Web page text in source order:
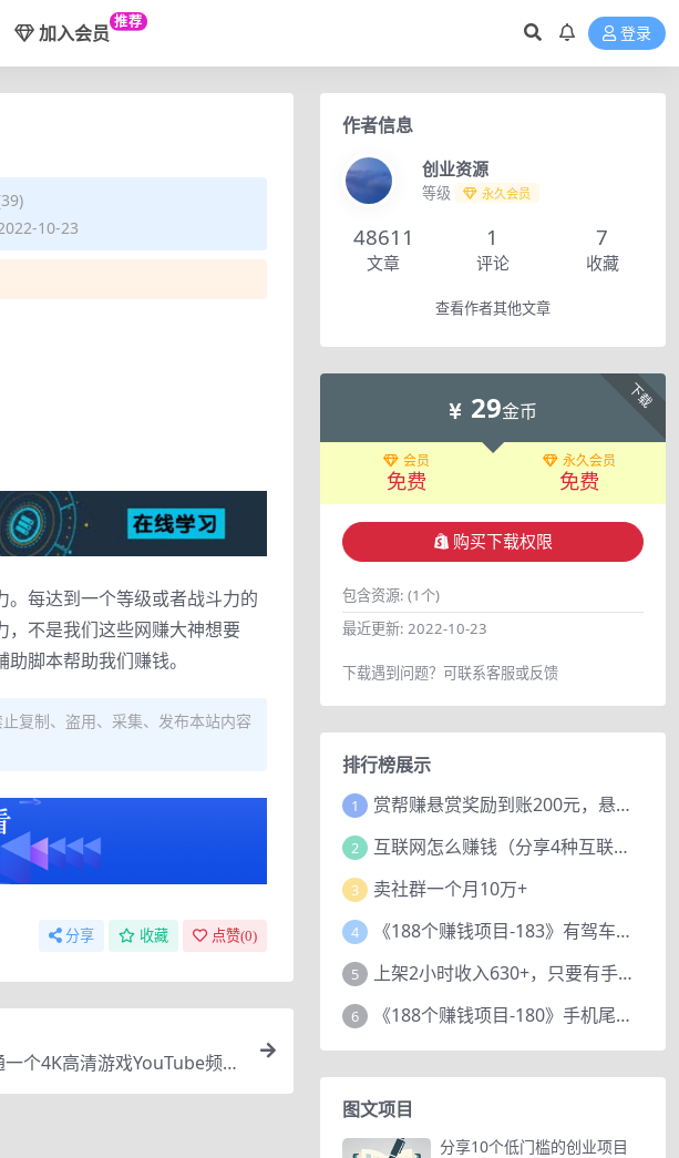
加入会员 推荐
登录
10-23
每达到一个等级或者战斗力的
，不是我们这些网赚大神想要
脚本帮助我们赚钱。
复制、盗用、采集、发布本站内容
分享 收藏 点赞(0)
个4K高清游戏YouTube频
作者信息
创业资源
等级 永久会员
48611
文章
1
评论
7
收藏
查看作者其他文章
下载
29金币
会员
免费
永久会员
免费
购买下载权限
包含资源: (1个)
最近更新: 2022-10-23
下载遇到问题？可联系客服或反馈
排行榜展示
1 赏帮赚悬赏奖励到账200元，悬赏任务多劳多得，人人可做。
2 互联网怎么赚钱（分享4种互联网赚钱模式）
3 卖社群一个月10万+
4 《188个赚钱项目-183》有驾车评项目，动动小手，复制粘贴赚44元！
5 上架2小时收入630+，只要有手就能做的AI搞钱项目，奶奶看完都能学会!
6 《188个赚钱项目-180》手机尾号测试评分项目，短视频直播日赚200+
图文项目
分享10个低门槛的创业项目